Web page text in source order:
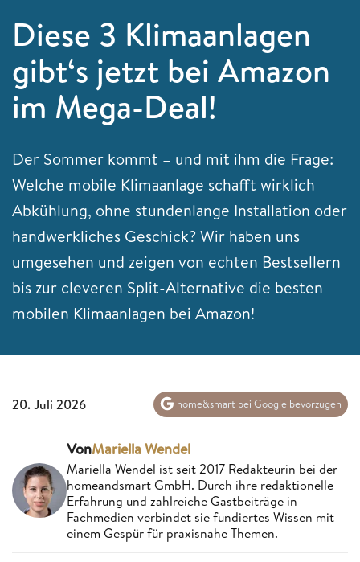
Diese 3 Klimaanlagen
gibt‘s jetzt bei Amazon
im Mega-Deal!
Der Sommer kommt – und mit ihm die Frage:
Welche mobile Klimaanlage schafft wirklich
Abkühlung, ohne stundenlange Installation oder
handwerkliches Geschick? Wir haben uns
umgesehen und zeigen von echten Bestsellern
bis zur cleveren Split-Alternative die besten
mobilen Klimaanlagen bei Amazon!
20. Juli 2026 home&smart bei Google bevorzugen
VonMariella Wendel
Mariella Wendel ist seit 2017 Redakteurin bei der
homeandsmart GmbH. Durch ihre redaktionelle
Erfahrung und zahlreiche Gastbeiträge in
Fachmedien verbindet sie fundiertes Wissen mit
einem Gespür für praxisnahe Themen.